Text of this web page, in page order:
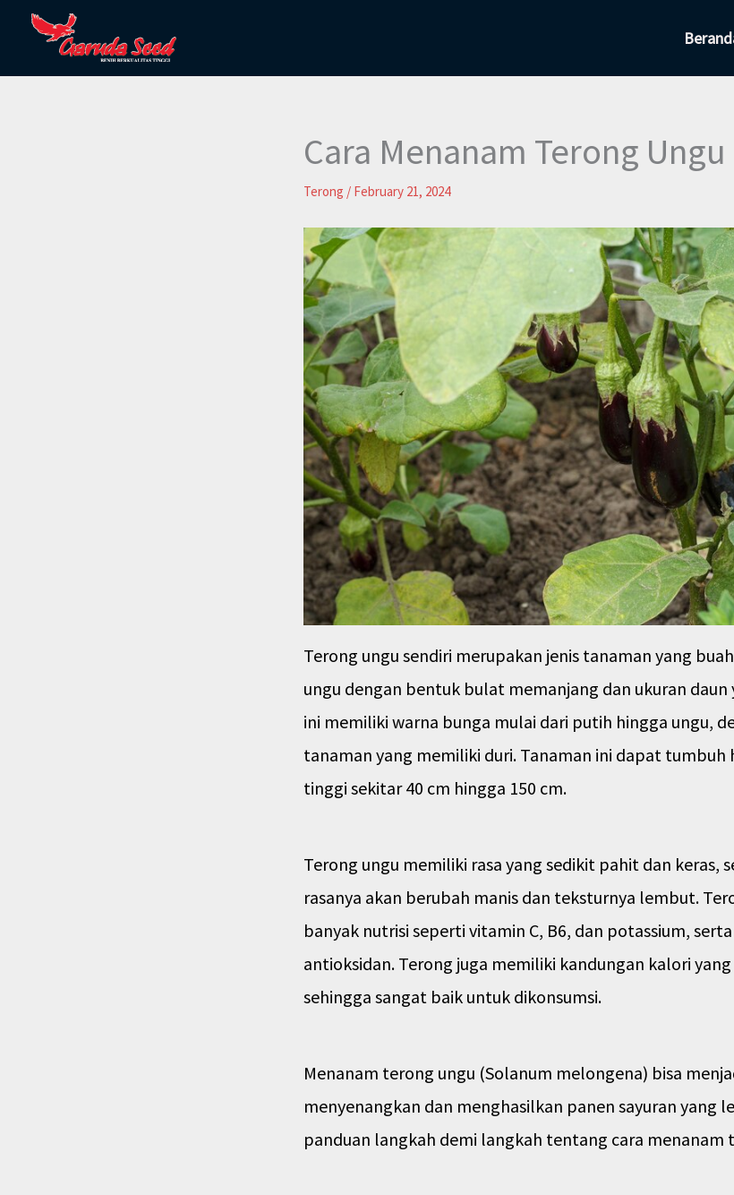
Cara Menanam Terong Ungu
Terong / February 21, 2024
Terong ungu sendiri merupakan jenis tanaman yang
ungu dengan bentuk bulat memanjang dan ukuran daun
ini memiliki warna bunga mulai dari putih hingga ungu,
tanaman yang memiliki duri. Tanaman ini dapat tumbuh
tinggi sekitar 40 cm hingga 150 cm.
Terong ungu memiliki rasa yang sedikit pahit dan keras,
rasanya akan berubah manis dan teksturnya lembut.
banyak nutrisi seperti vitamin C, B6, dan potassium,
antioksidan. Terong juga memiliki kandungan kalori
sehingga sangat baik untuk dikonsumsi.
Menanam terong ungu (Solanum melongena) bisa
menyenangkan dan menghasilkan panen sayuran yang
panduan langkah demi langkah tentang cara menanam